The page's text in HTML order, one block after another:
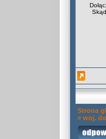
Strona
» woj.